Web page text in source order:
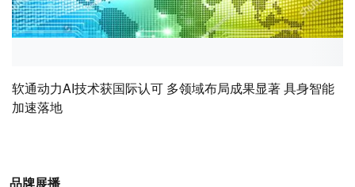
软通动力AI技术获国际认可 多领域布局成果显著 具身智能
加速落地
品牌展播